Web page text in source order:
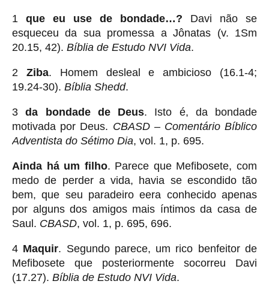
1 que eu use de bondade…? Davi não se
esqueceu da sua promessa a Jônatas (v. 1Sm
20.15, 42). Bíblia de Estudo NVI Vida.
2 Ziba. Homem desleal e ambicioso (16.1-4;
19.24-30). Bíblia Shedd.
3da bondade de Deus. Isto é, da bondade
motivada por Deus. CBASD – Comentário Bíblico
Adventista do Sétimo Dia, vol. 1, p. 695.
Ainda há um filho. Parece que Mefibosete, com
medo de perder a vida, havia se escondido tão
bem, que seu paradeiro eera conhecido apenas
por alguns dos amigos mais íntimos da casa de
Saul. CBASD, vol. 1, p. 695, 696.
4 Maquir. Segundo parece, um rico benfeitor de
Mefibosete que posteriormente socorreu Davi
(17.27). Bíblia de Estudo NVI Vida.